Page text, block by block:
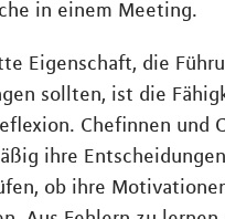
in einem Meeting.
Eigenschaft, die
sollten, ist die
Chefinnen und
ihre
ob ihre